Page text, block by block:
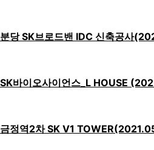
분당 SK브로드밴 IDC 신축공사
SK바이오사이언스_L HOUSE
금정역2차 SK V1